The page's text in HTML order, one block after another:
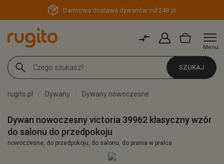
Darmowa dostawa dywanów od 249 zł
Menu
SZUKAJ
rugito.pl Dywany Dywany nowoczesne
Dywan nowoczesny victoria 39962 klasyczny wzór
do salonu do przedpokoju
nowoczesne, do przedpokoju, do salonu, do prania w pralce